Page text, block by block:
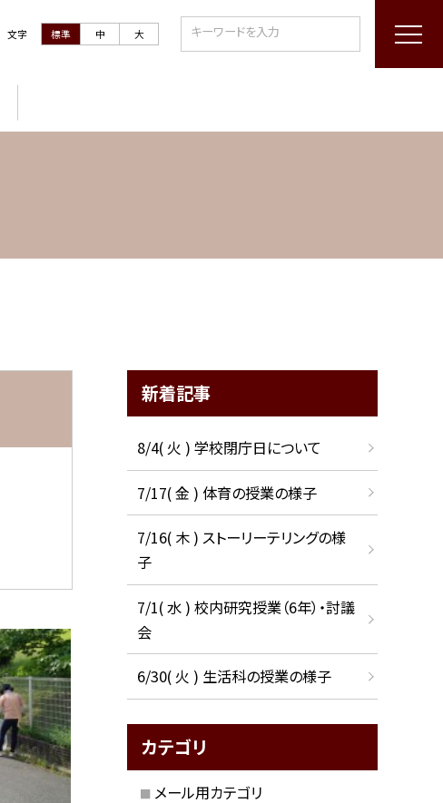
文字 標準 中 大
新着記事
8/4( 火 ) 学校閉庁日について
7/17( 金 ) 体育の授業の様子
7/16( 木 ) ストーリーテリングの様
子
7/1( 水 ) 校内研究授業（6年）・討議
会
6/30( 火 ) 生活科の授業の様子
カテゴリ
メール用カテゴリ